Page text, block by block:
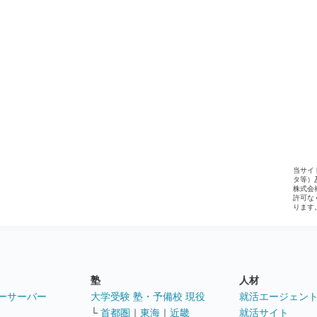
当サイ
タ等）
株式会
許可な
ります
サーバー
塾
大学受験 塾・予備校 現役
└ 首都圏 ｜ 東海 ｜ 近畿
人材
就活エージェン
就活サイト